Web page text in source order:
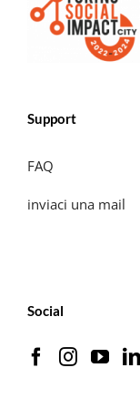
Support
FAQ
inviaci una mail
Social